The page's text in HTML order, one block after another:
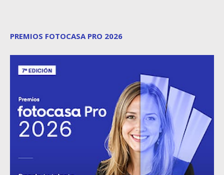
PREMIOS FOTOCASA PRO 2026